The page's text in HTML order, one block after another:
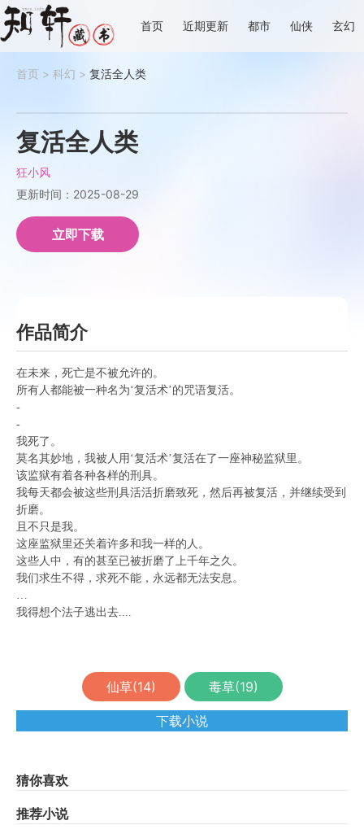
首页 近期更新 都市 仙侠 玄幻
首页 > 科幻 > 复活全人类
复活全人类
狂小风
更新时间：2025-08-29
立即下载
作品简介
在未来，死亡是不被允许的。
所有人都能被一种名为‘复活术’的咒语复活。
-
-
我死了。
莫名其妙地，我被人用‘复活术’复活在了一座神秘监狱里。
该监狱有着各种各样的刑具。
我每天都会被这些刑具活活折磨致死，然后再被复活，并继续受到
折磨。
且不只是我。
这座监狱里还关着许多和我一样的人。
这些人中，有的甚至已被折磨了上千年之久。
我们求生不得，求死不能，永远都无法安息。
…
我得想个法子逃出去....
仙草(14) 毒草(19)
下载小说
猜你喜欢
推荐小说